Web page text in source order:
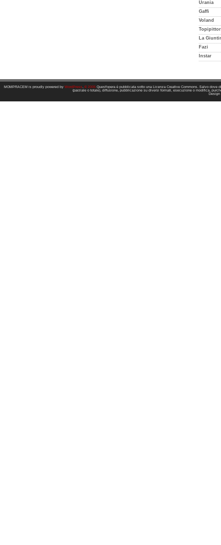
Urania
Gaffi
Voland
La
Fazi
Instar
MOMPRACEM is proudly powered by WordPress © 2005 Quest'opera è pubblicata sotto una Licenza Creative Commons. Salvo dove
(parziale o totale), diffusione, pubblicazione su diversi formati, esecuzione o modifica,